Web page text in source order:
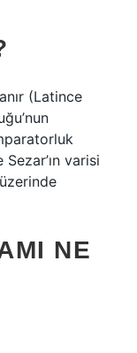
(Latince
varisi
NE